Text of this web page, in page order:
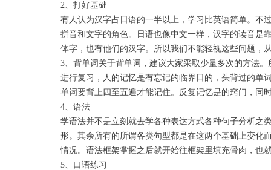
2、打好基础
有人认为汉字占日语的一半以上，学习比英语简单。不
拼音和文字的角色。日语也像中文一样，汉字的读音是
体字，也有他们的汉字。所以我们不能轻视这些问题，
3、背单词关于背单词，建议大家采取少量多次的方法
进行复习，人的记忆是有忘记的临界日的，头背过的单
单词要背上四至五遍才能记住。反复记忆是的窍门，同
4、语法
学语法并不是立刻就去学各种表达方式各种句子分析之
形。其余所有的所谓各类句型都是在这两个基础上变化
情况。语法框架掌握之后就开始往框架里填充骨肉，也
5、口语练习